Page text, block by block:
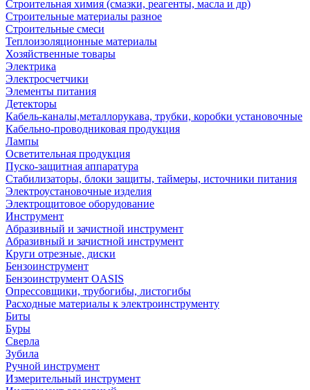
Строительная химия (смазки, реагенты, масла и др)
Строительные материалы разное
Строительные смеси
Теплоизоляционные материалы
Хозяйственные товары
Электрика
Электросчетчики
Элементы питания
Детекторы
Кабель-каналы,металлорукава, трубки, коробки установочные
Кабельно-проводниковая продукция
Лампы
Осветительная продукция
Пуско-защитная аппаратура
Стабилизаторы, блоки защиты, таймеры, источники питания
Электроустановочные изделия
Электрощитовое оборудование
Инструмент
Абразивный и зачистной инструмент
Абразивный и зачистной инструмент
Круги отрезные, диски
Бензоинструмент
Бензоинструмент OASIS
Опрессовщики, трубогибы, листогибы
Расходные материалы к электроинструменту
Биты
Буры
Сверла
Зубила
Ручной инструмент
Измерительный инструмент